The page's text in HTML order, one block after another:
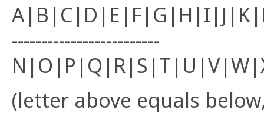
-------------------------
(letter above equals